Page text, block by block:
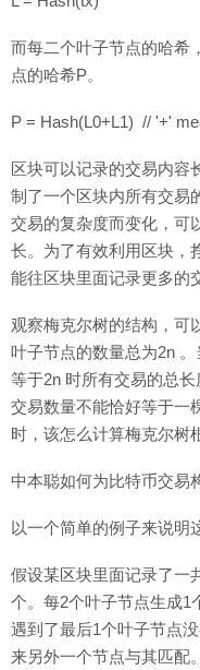
而每二个叶子节点的哈希
点的哈希P。
P = Hash(L0+L1) // '+'
区块可以记录的交易内容
制了一个区块内所有交易
交易的复杂度而变化，可
长。为了有效利用区块，
能往区块里面记录更多的
观察梅克尔树的结构，可
叶子节点的数量总为2n
等于2n 时所有交易的总
交易数量不能恰好等于一
时，该怎么计算梅克尔树
中本聪如何为比特币交易
以一个简单的例子来说明
假设某区块里面记录了一
个。每2个叶子节点生成1
遇到了最后1个叶子节点
来另外一个节点与其匹配